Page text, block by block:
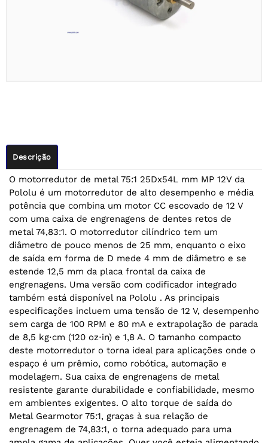
Descrição
O motorredutor de metal 75:1 25Dx54L mm MP 12V da
Pololu é um motorredutor de alto desempenho e média
potência que combina um motor CC escovado de 12 V
com uma caixa de engrenagens de dentes retos de
metal 74,83:1. O motorredutor cilíndrico tem um
diâmetro de pouco menos de 25 mm, enquanto o eixo
de saída em forma de D mede 4 mm de diâmetro e se
estende 12,5 mm da placa frontal da caixa de
engrenagens. Uma versão com codificador integrado
também está disponível na Pololu . As principais
especificações incluem uma tensão de 12 V, desempenho
sem carga de 100 RPM e 80 mA e extrapolação de parada
de 8,5 kg⋅cm (120 oz⋅in) e 1,8 A. O tamanho compacto
deste motorredutor o torna ideal para aplicações onde o
espaço é um prêmio, como robótica, automação e
modelagem. Sua caixa de engrenagens de metal
resistente garante durabilidade e confiabilidade, mesmo
em ambientes exigentes. O alto torque de saída do
Metal Gearmotor 75:1, graças à sua relação de
engrenagem de 74,83:1, o torna adequado para uma